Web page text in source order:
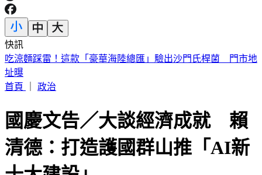
快訊
高雄市長最新民調！柯志恩緊咬賴瑞隆 支持度差距曝
首頁
國慶文告／大談經濟成就 賴
清德：打造護國群山推「AI新
十大建設」